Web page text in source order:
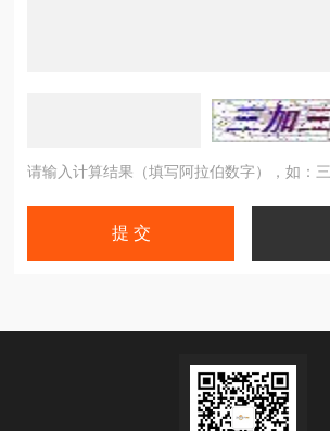
请输入计算结果（填写阿拉伯数字），如：